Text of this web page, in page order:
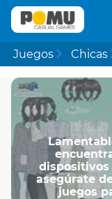
Juegos Chicas
dispositivos
asegúrate
juegos